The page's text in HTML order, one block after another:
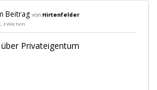
Beitrag von Hirtenfelder
3 Wochen
Privateigentum